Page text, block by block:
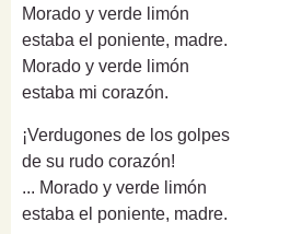
Morado y verde limón
estaba el poniente, madre.
Morado y verde limón
estaba mi corazón.
¡Verdugones de los golpes
de su rudo corazón!
... Morado y verde limón
estaba el poniente, madre.